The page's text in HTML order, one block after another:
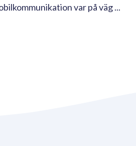
var på väg ...